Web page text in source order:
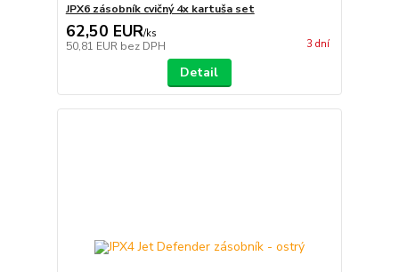
JPX6 zásobník cvičný 4x kartuša set
62,50 EUR/ks
50,81 EUR bez DPH 3 dní
Detail